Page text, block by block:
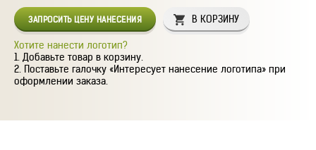
ЗАПРОСИТЬ ЦЕНУ НАНЕСЕНИЯ В КОРЗИНУ
Хотите нанести логотип?
Добавьте товар в корзину.
Поставьте галочку «Интересует нанесение логотипа» при
оформлении заказа.